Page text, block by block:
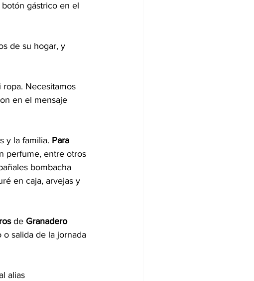
gástrico en el
de su hogar, y
Necesitamos
en el mensaje
y la familia. Para
perfume, entre otros
bombacha
en caja, arvejas y
de Granadero
o salida de la jornada
alias